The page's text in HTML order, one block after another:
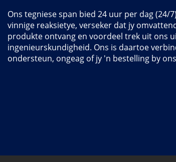
Ons tegniese span bied 24 uur per dag (24/
vinnige reaksietye, verseker dat jy
produkte ontvang en voordeel trek uit ons
ingenieurskundigheid. Ons is daartoe
ondersteun, ongeag of jy 'n bestelling by